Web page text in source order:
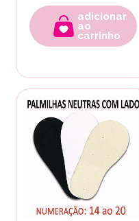
adicionar
ao
carrinho